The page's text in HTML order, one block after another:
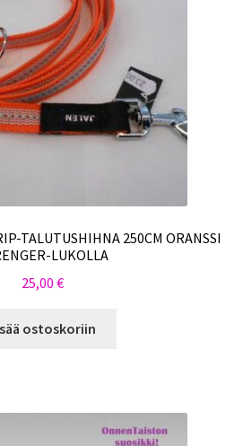
TALUTUSHIHNA 250CM ORANSSI
LUKOLLA
25,00 €
ostoskoriin